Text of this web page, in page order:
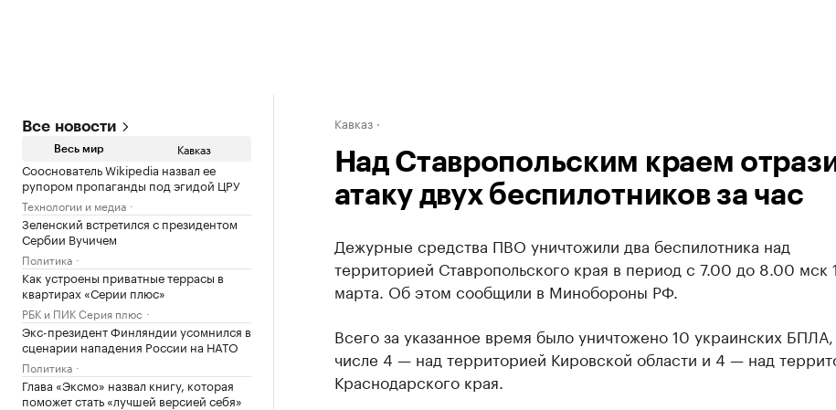
Все новости
Весь мир Кавказ
Сооснователь Wikipedia назвал ее
рупором пропаганды под эгидой ЦРУ
Технологии и медиа
Зеленский встретился с президентом
Сербии Вучичем
Политика
Как устроены приватные террасы в
квартирах «Серии плюс»
РБК и ПИК Серия плюс
Экс-президент Финляндии усомнился в
сценарии нападения России на НАТО
Политика
Глава «Эксмо» назвал книгу, которая
поможет стать «лучшей версией себя»
Кавказ
Над Ставропольским краем
атаку двух беспилотников за час
Дежурные средства ПВО уничтожили два беспилотника над
территорией Ставропольского края в период с 7.00 до 8.00 мск
марта. Об этом сообщили в Минобороны РФ.
Всего за указанное время было уничтожено 10 украинских
числе 4 — над территорией Кировской области и 4 — над
Краснодарского края.